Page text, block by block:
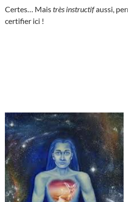
Certes… Maistrès instructifaussi,
certifier ici !